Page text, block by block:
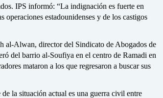
IPS informó: “La indignación es fuerte en
operaciones estadounidenses y de los castigos
al-Alwan, director del Sindicato de Abogados de
del barrio al-Soufiya en el centro de Ramadi en
mataron a los que regresaron a buscar sus
la situación actual es una guerra civil entre